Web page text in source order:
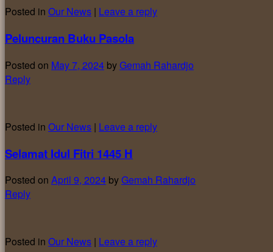
Posted in Our News | Leave a reply
Peluncuran Buku Pasola
Posted on May 7, 2024 byGemah Rahardjo
Reply
Posted in Our News | Leave a reply
Selamat Idul Fitri 1445 H
Posted on April 9, 2024 byGemah Rahardjo
Reply
Posted in Our News | Leave a reply